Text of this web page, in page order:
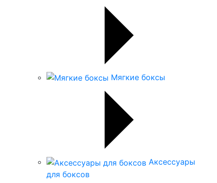
Мягкие боксы
Аксессуары
для боксов